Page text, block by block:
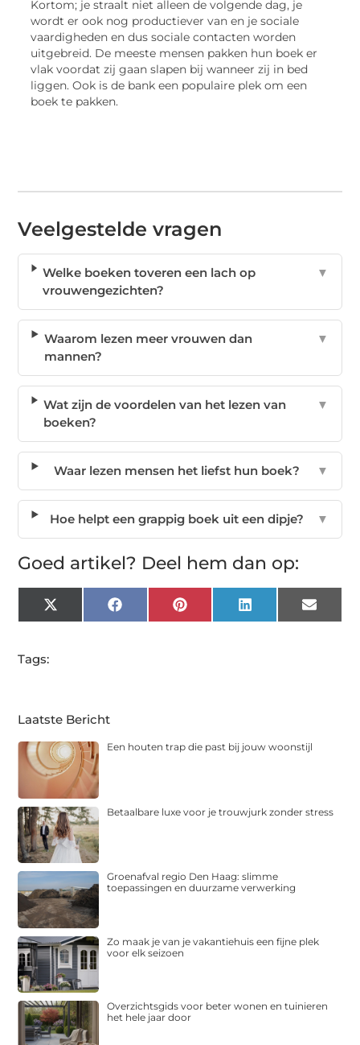
Kortom; je straalt niet alleen de volgende dag, je
wordt er ook nog productiever van en je sociale
vaardigheden en dus sociale contacten worden
uitgebreid. De meeste mensen pakken hun boek er
vlak voordat zij gaan slapen bij wanneer zij in bed
liggen. Ook is de bank een populaire plek om een
boek te pakken.
Veelgestelde vragen
Welke boeken toveren een lach op
vrouwengezichten?
▼
Waarom lezen meer vrouwen dan
mannen?
▼
Wat zijn de voordelen van het lezen van
boeken?
▼
Waar lezen mensen het liefst hun boek? ▼
Hoe helpt een grappig boek uit een dipje? ▼
Goed artikel? Deel hem dan op:
X
(Twitter)
FacebookPinterest LinkedIn Email
Tags:
Laatste Bericht
Een houten trap die past bij jouw woonstijl
Betaalbare luxe voor je trouwjurk zonder stress
Groenafval regio Den Haag: slimme
toepassingen en duurzame verwerking
Zo maak je van je vakantiehuis een fijne plek
voor elk seizoen
Overzichtsgids voor beter wonen en tuinieren
het hele jaar door